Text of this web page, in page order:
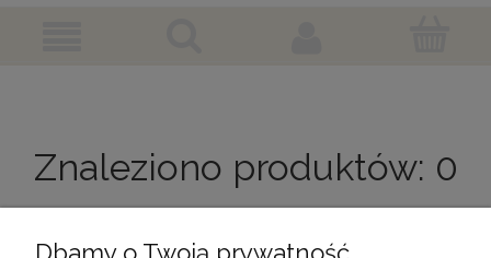
Znaleziono produktów: 0